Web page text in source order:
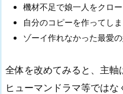
機材不足で娘一人をクロ
自分のコピーを作ってしま
ゾーイ作れなかった最愛
全体を改めてみると、主軸
ヒューマンドラマ等では